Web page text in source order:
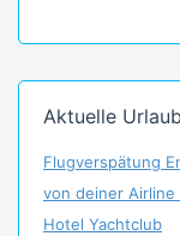
Aktuelle
Flugverspätung
von deiner Airline
Hotel Yachtclub